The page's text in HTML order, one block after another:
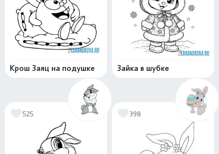
Крош Заяц на подушке Зайка в шубке
525 398